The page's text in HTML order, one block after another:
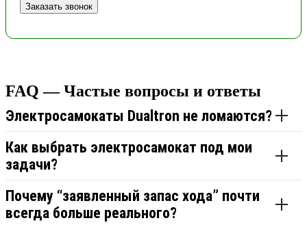
FAQ — Частые вопросы и ответы
Электросамокаты Dualtron не ломаются?
Как выбрать электросамокат под мои
задачи?
Почему “заявленный запас хода” почти
всегда больше реального?